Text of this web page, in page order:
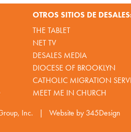
OTROS SITIOS DE
THE TABLET
NET TV
DESALES MEDIA
DIOCESE OF BROOKLYN
CATHOLIC MIGRATION
MEET ME IN CHURCH
Inc. | Website by 345Design